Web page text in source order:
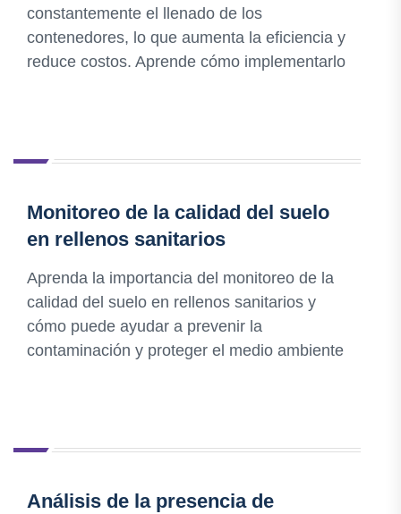
constantemente el llenado de los
contenedores, lo que aumenta la eficiencia y
reduce costos. Aprende cómo implementarlo
Monitoreo de la calidad del suelo
en rellenos sanitarios
Aprenda la importancia del monitoreo de la
calidad del suelo en rellenos sanitarios y
cómo puede ayudar a prevenir la
contaminación y proteger el medio ambiente
Análisis de la presencia de